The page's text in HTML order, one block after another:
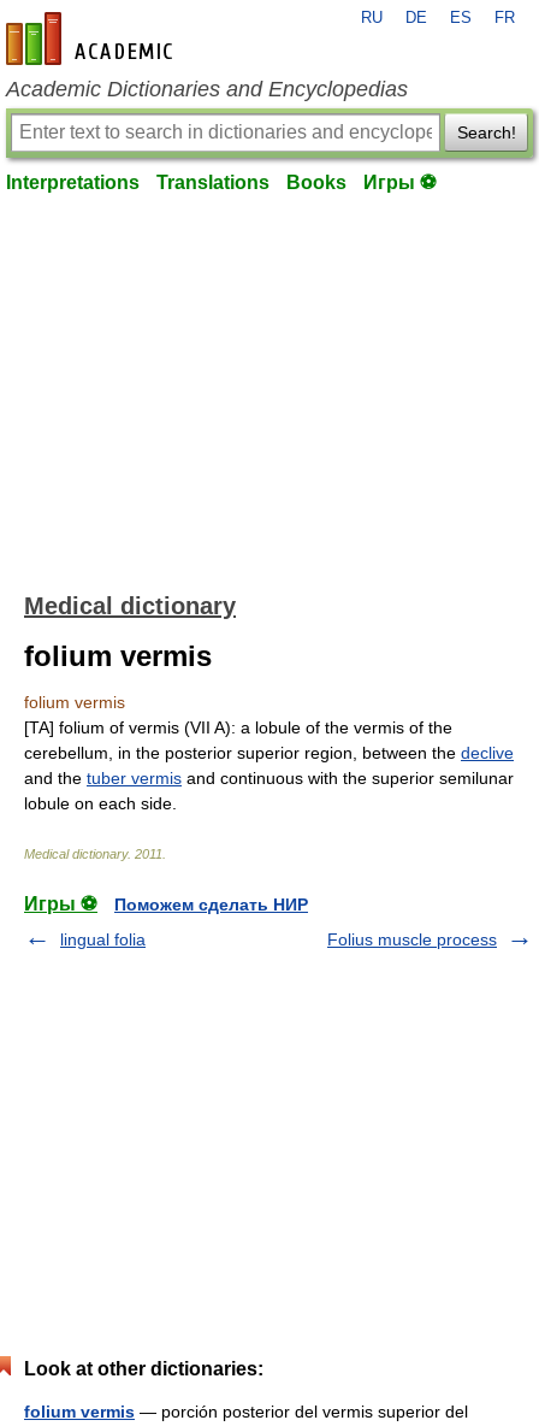
en-academic.com
RU DE ES FR
Academic Dictionaries and Encyclopedias
Search!
Interpretations Translations Books Игры ⚽
Medical dictionary
folium vermis
folium vermis
[TA] folium of vermis (VII A): a lobule of the vermis of the
cerebellum, in the posterior superior region, between the declive
and the tuber vermis and continuous with the superior semilunar
lobule on each side.
Medical dictionary. 2011
Игры ⚽
Поможем сделать НИР
lingual folia
Folius muscle process
Look at other dictionaries:
folium vermis — porción posterior del vermis superior del